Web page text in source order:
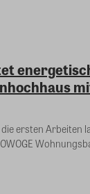
ersten Arbeiten